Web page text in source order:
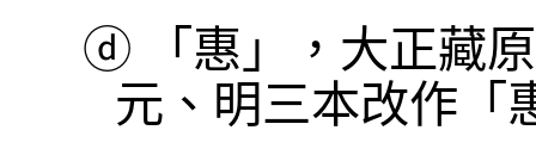
ⓓ
「惠」，大正藏
元、明三本改作「